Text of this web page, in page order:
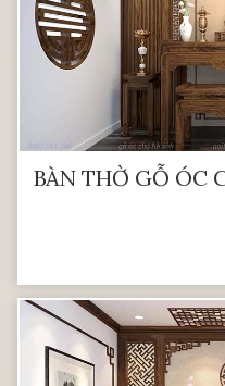
BÀN THỜ GỖ ÓC